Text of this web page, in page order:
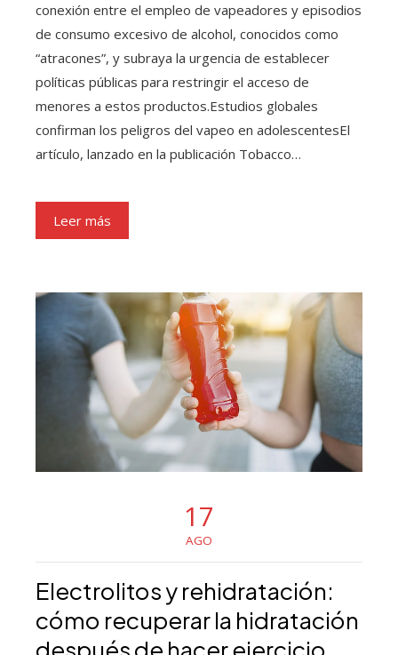
conexión entre el empleo de vapeadores y episodios
de consumo excesivo de alcohol, conocidos como
“atracones”, y subraya la urgencia de establecer
políticas públicas para restringir el acceso de
menores a estos productos.Estudios globales
confirman los peligros del vapeo en adolescentesEl
artículo, lanzado en la publicación Tobacco…
Leer más
17
AGO
Electrolitos y rehidratación:
cómo recuperar la hidratación